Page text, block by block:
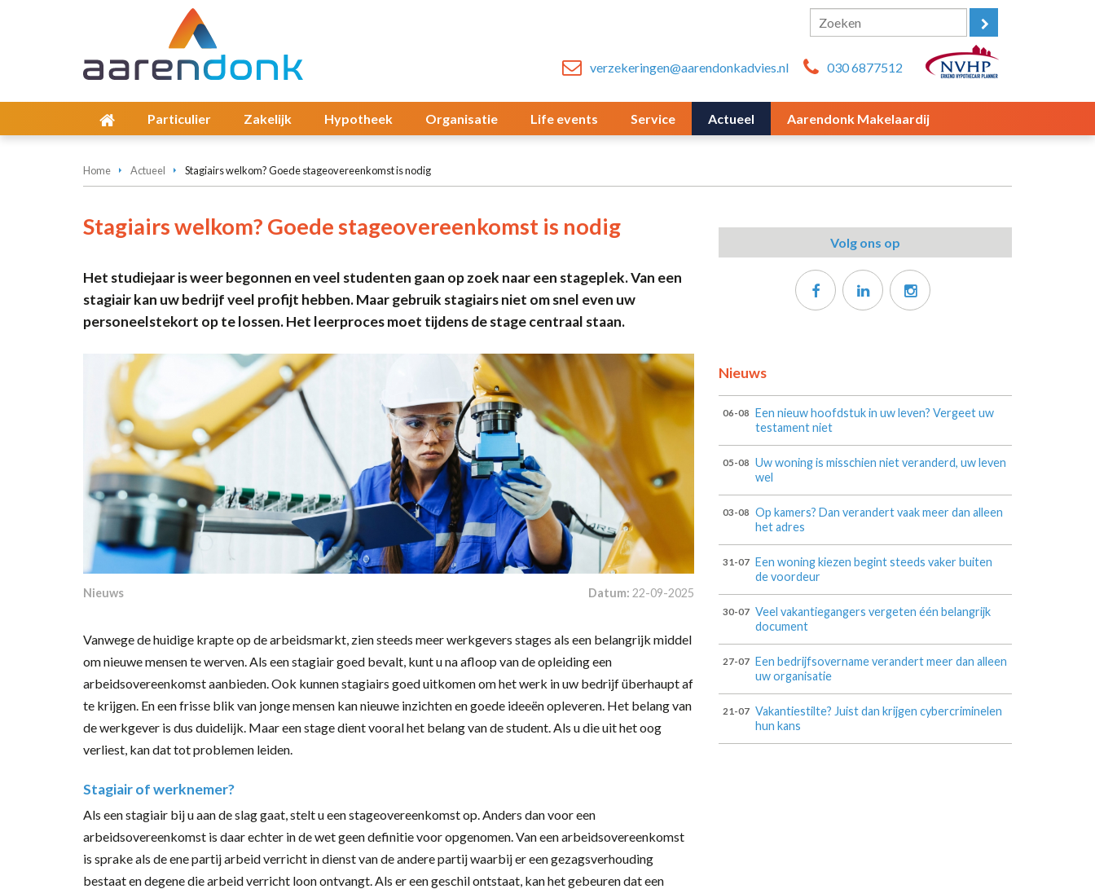
verzekeringen@aarendonkadvies.nl 030 6877512
Particulier Zakelijk Hypotheek Organisatie Life events Service Actueel Aarendonk Makelaardij
Home Actueel Stagiairs welkom? Goede stageovereenkomst is nodig
Stagiairs welkom? Goede stageovereenkomst is nodig
Het studiejaar is weer begonnen en veel studenten gaan op zoek naar een stageplek. Van een
stagiair kan uw bedrijf veel profijt hebben. Maar gebruik stagiairs niet om snel even uw
personeelstekort op te lossen. Het leerproces moet tijdens de stage centraal staan.
Nieuws Datum: 22-09-2025
Vanwege de huidige krapte op de arbeidsmarkt, zien steeds meer werkgevers stages als een belangrijk middel
om nieuwe mensen te werven. Als een stagiair goed bevalt, kunt u na afloop van de opleiding een
arbeidsovereenkomst aanbieden. Ook kunnen stagiairs goed uitkomen om het werk in uw bedrijf überhaupt af
te krijgen. En een frisse blik van jonge mensen kan nieuwe inzichten en goede ideeën opleveren. Het belang van
de werkgever is dus duidelijk. Maar een stage dient vooral het belang van de student. Als u die uit het oog
verliest, kan dat tot problemen leiden.
Stagiair of werknemer?
Als een stagiair bij u aan de slag gaat, stelt u een stageovereenkomst op. Anders dan voor een
arbeidsovereenkomst is daar echter in de wet geen definitie voor opgenomen. Van een arbeidsovereenkomst
is sprake als de ene partij arbeid verricht in dienst van de andere partij waarbij er een gezagsverhouding
bestaat en degene die arbeid verricht loon ontvangt. Als er een geschil ontstaat, kan het gebeuren dat een
Volg ons op
Nieuws
06-08
Een nieuw hoofdstuk in uw leven? Vergeet uw
testament niet
05-08
Uw woning is misschien niet veranderd, uw leven
wel
03-08
Op kamers? Dan verandert vaak meer dan alleen
het adres
31-07 Een woning kiezen begint steeds vaker buiten
de voordeur
30-07 Veel vakantiegangers vergeten één belangrijk
document
27-07 Een bedrijfsovername verandert meer dan alleen
uw organisatie
21-07 Vakantiestilte? Juist dan krijgen cybercriminelen
hun kans